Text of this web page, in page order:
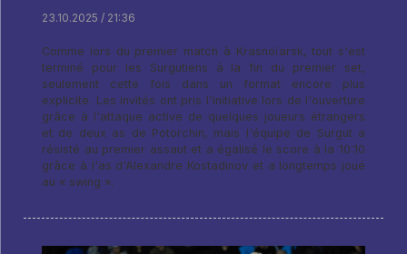
23.10.2025 / 21:36
Comme lors du premier match à Krasnoïarsk, tout s'est
terminé pour les Surgutiens à la fin du premier set,
seulement cette fois dans un format encore plus
explicite. Les invités ont pris l'initiative lors de l'ouverture
grâce à l'attaque active de quelques joueurs étrangers
et de deux as de Potorchin, mais l'équipe de Surgut a
résisté au premier assaut et a égalisé le score à la 10:10
grâce à l'as d'Alexandre Kostadinov et a longtemps joué
au « swing ».